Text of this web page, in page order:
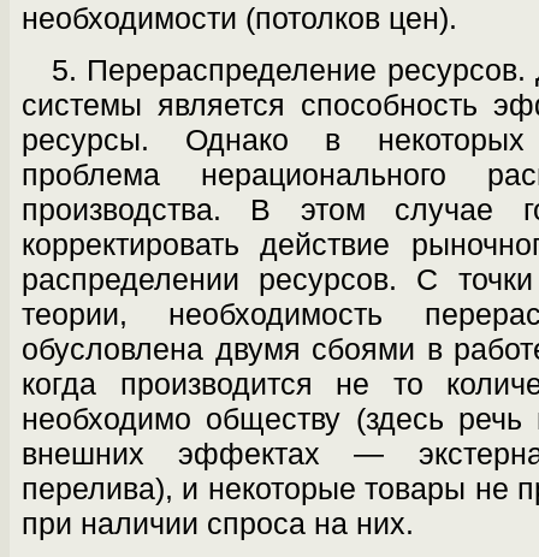
необходи­мости (потолков цен).
5. Перераспределение
сис­темы является способность
ресурсы. Однако в некоторых
проблема нерацио­нального
производства. В этом случае
корректировать действие
распределении ресурсов. С
теории, необходимость
обусловлена двумя сбоями в
когда производится не то
необходимо об­ществу (здесь
внешних эффектах —
перелива), и некоторые товары не
при наличии спроса на них.